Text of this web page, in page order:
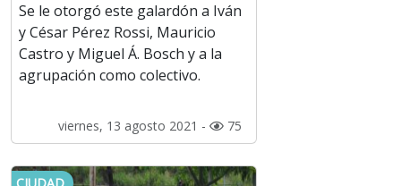
Se le otorgó este galardón a Iván
y César Pérez Rossi, Mauricio
Castro y Miguel Á. Bosch y a la
agrupación como colectivo.
viernes, 13 agosto 2021 - 75